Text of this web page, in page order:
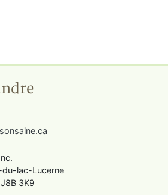
du-lac-Lucerne
3K9